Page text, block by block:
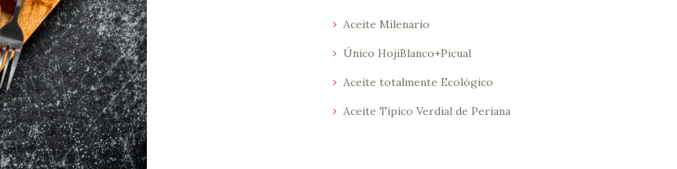
Aceite Milenario
Único HojiBlanco+Picual
Aceite totalmente Ecológico
Aceite Típico Verdial de Periana